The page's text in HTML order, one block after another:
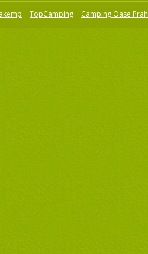
TopCamping Camping Oase